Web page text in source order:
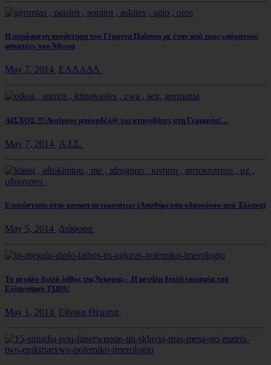
Η απρόσμενη συνάντηση του Γέροντα Παΐσιου με έναν από τους «αόρατους
ασκητές» του Άθωνα
May 7, 2014 ΕΛΛΑΔΑ
ΑΙΣΧΟΣ !!! Ανοίγουν μπουρδέλ@ για κτηνοβάτες στη Γερμανία!…
May 7, 2014 Α.Ι.Σ.
Επανάσταση στην κινηση αυτοκινήτων (Αποθήκευση υδρογόνου από Έλληνα)
May 5, 2014 Διάφορα
Το μεγάλο διπλό λάθος της Άγκυρας – Η μεγάλη διπλή ευκαιρία του
Ελληνισμού ΤΩΡΑ!
May 1, 2014 Εθνικα Θέματα